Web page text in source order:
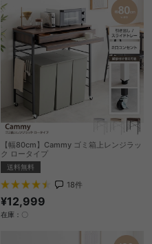
【幅80cm】Cammy ゴミ箱上レンジラッ
ク ロータイプ
送料無料
18件
¥12,999
在庫：〇